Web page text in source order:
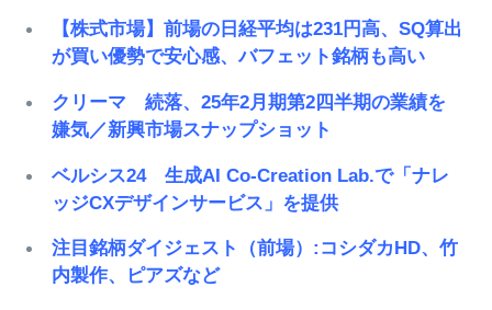
【株式市場】前場の日経平均は231円高、SQ算出
が買い優勢で安心感、バフェット銘柄も高い
クリーマ 続落、25年2月期第2四半期の業績を
嫌気／新興市場スナップショット
ベルシス24 生成AI Co-Creation Lab.で「ナレ
ッジCXデザインサービス」を提供
注目銘柄ダイジェスト（前場）:コシダカHD、竹
内製作、ピアズなど